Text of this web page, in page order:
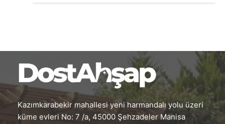
Kazımkarabekir mahallesi yeni harmandalı yolu üzeri
küme evleri No: 7 /a, 45000 Şehzadeler Manisa